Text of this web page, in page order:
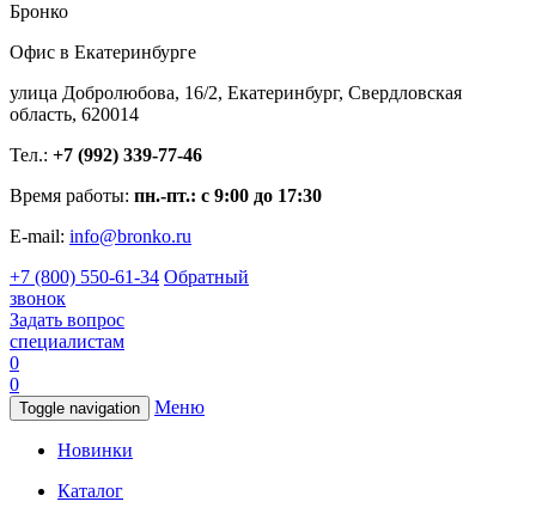
Бронко
Офис в Екатеринбурге
улица Добролюбова, 16/2, Екатеринбург, Свердловская
область, 620014
Тел.: +7 (992) 339-77-46
Время работы: пн.-пт.: с 9:00 до 17:30
E-mail: info@bronko.ru
+7 (800) 550-61-34 Обратный
звонок
Задать вопрос
специалистам
0
0
Toggle navigation Меню
Новинки
Каталог